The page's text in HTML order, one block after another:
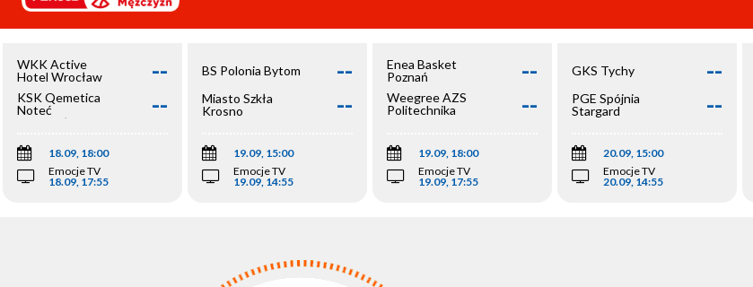
WKK Active
Hotel Wrocław
--
KSK Qemetica
Noteć
Inowrocław
--
18.09, 18:00
Emocje TV
18.09, 17:55
BS Polonia Bytom --
Miasto Szkła
Krosno
--
19.09, 15:00
Emocje TV
19.09, 14:55
Enea Basket
Poznań
--
Weegree AZS
Politechnika
--
19.09, 18:00
Emocje TV
19.09, 17:55
GKS Tychy --
PGE Spójnia
Stargard
--
20.09, 15:00
Emocje TV
20.09, 14:55